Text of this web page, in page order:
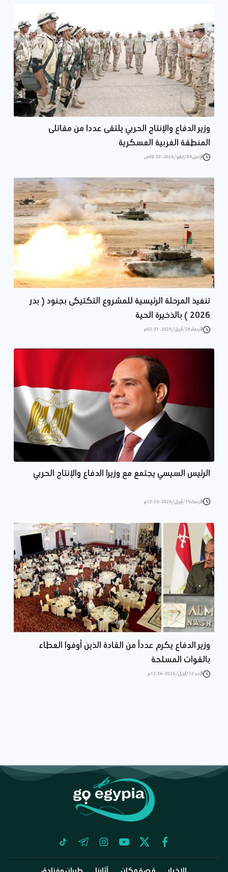
وزير الدفاع والإنتاج الحربي يلتقى عددا من مقاتلى
المنطقة الغربية العسكرية
الإثنين 04/مايو/2026 - 09:53 ص
تنفيذ المرحلة الرئيسية للمشروع التكتيكى بجنود ( بدر
2026 ) بالذخيرة الحية
الأربعاء 29/أبريل/2026 - 02:31 م
الرئيس السيسي يجتمع مع وزيرا الدفاع والإنتاج الحربي
الأربعاء 15/أبريل/2026 - 12:25 م
وزير الدفاع يكرم عدداً من القادة الذين أوفوا العطاء
بالقوات المسلحة
الأحد 12/أبريل/2026 - 12:36 م
facebook
twitter
youtube
instagram
telegram
tiktok